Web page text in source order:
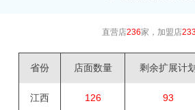
直营店236家，加盟店
省份 店面数量 剩余扩展计划
江西 126 93